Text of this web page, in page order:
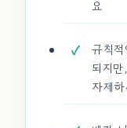
요
규칙
되지
자제